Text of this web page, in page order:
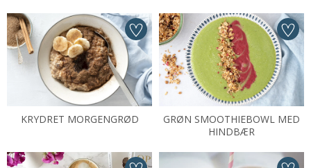
KRYDRET MORGENGRØD
GRØN SMOOTHIEBOWL MED
HINDBÆR